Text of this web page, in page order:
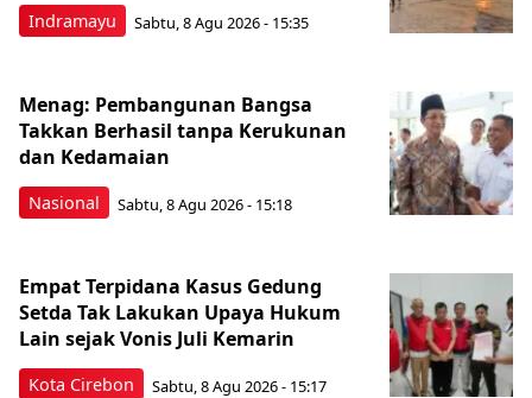
Indramayu Sabtu, 8 Agu 2026 - 15:35
Nasional
Menag: Pembangunan Bangsa
Takkan Berhasil tanpa Kerukunan
dan Kedamaian
Sabtu, 8 Agu 2026 - 15:18
Kota Cirebon
Empat Terpidana Kasus Gedung
Setda Tak Lakukan Upaya Hukum
Lain sejak Vonis Juli Kemarin
Sabtu, 8 Agu 2026 - 15:17